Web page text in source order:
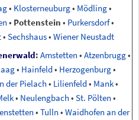
• Klosterneuburg• Mödling•
• Pottenstein • Purkersdorf•
• Sechshaus• Wiener Neustadt
: Amstetten • Atzenbrugg•
• Hainfeld• Herzogenburg•
der Pielach • Lilienfeld• Mank•
• Neulengbach • St. Pölten •
• Tulln • Waidhofen an der